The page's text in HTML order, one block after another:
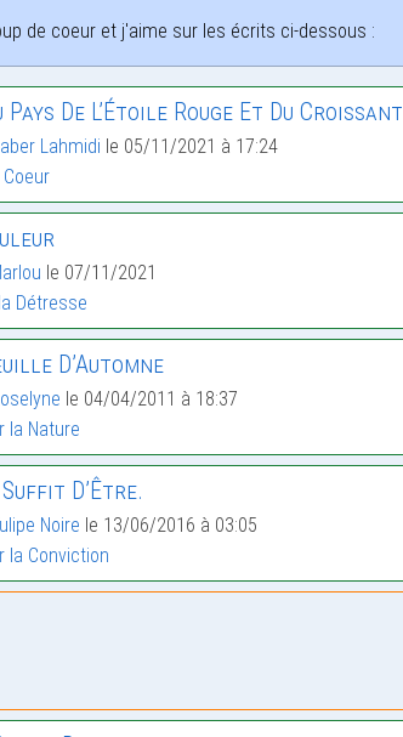
de coeur et j'aime sur les écrits ci-dessous :
Pays De L’Étoile Rouge Et Du Croissant
Lahmidi le 05/11/2021 à 17:24
le 07/11/2021
Détresse
D’Automne
le 04/04/2011 à 18:37
la Nature
D’Être.
Noire le 13/06/2016 à 03:05
la Conviction